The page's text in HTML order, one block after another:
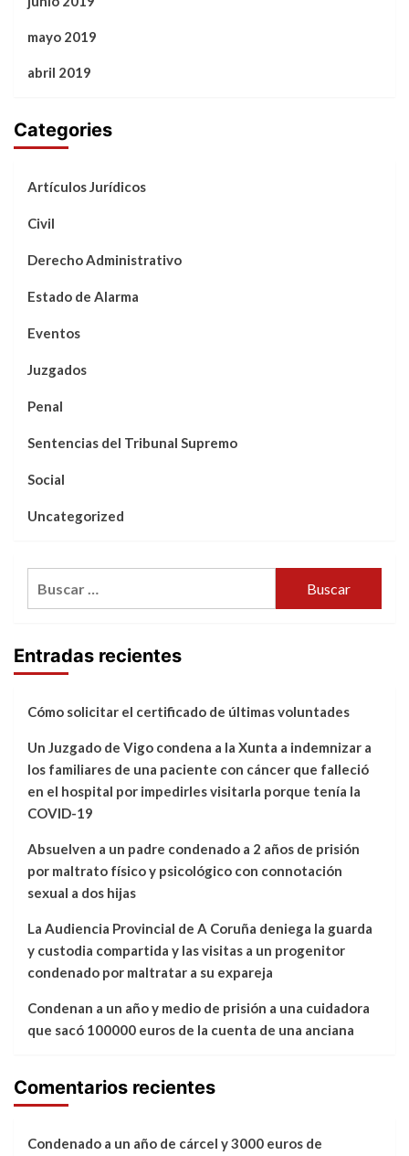
mayo 2019
abril 2019
Categories
Artículos Jurídicos
Civil
Derecho Administrativo
Estado de Alarma
Eventos
Juzgados
Penal
Sentencias del Tribunal Supremo
Social
Uncategorized
Entradas recientes
Cómo solicitar el certificado de últimas voluntades
Un Juzgado de Vigo condena a la Xunta a indemnizar a
los familiares de una paciente con cáncer que falleció
en el hospital por impedirles visitarla porque tenía la
COVID-19
Absuelven a un padre condenado a 2 años de prisión
por maltrato físico y psicológico con connotación
sexual a dos hijas
La Audiencia Provincial de A Coruña deniega la guarda
y custodia compartida y las visitas a un progenitor
condenado por maltratar a su expareja
Condenan a un año y medio de prisión a una cuidadora
que sacó 100000 euros de la cuenta de una anciana
Comentarios recientes
Condenado a un año de cárcel y 3000 euros de